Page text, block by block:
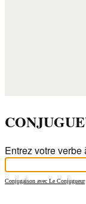
Entrez votre
Conjugaison avec Le Conjugueur